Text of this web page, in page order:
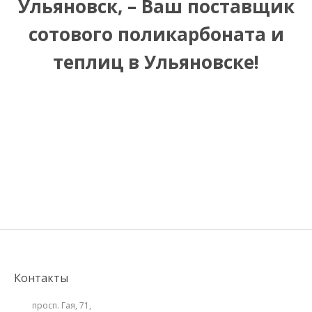
Ульяновск, – Ваш поставщик
сотового поликарбоната и
теплиц в Ульяновске!
Контакты
просп. Гая, 71,